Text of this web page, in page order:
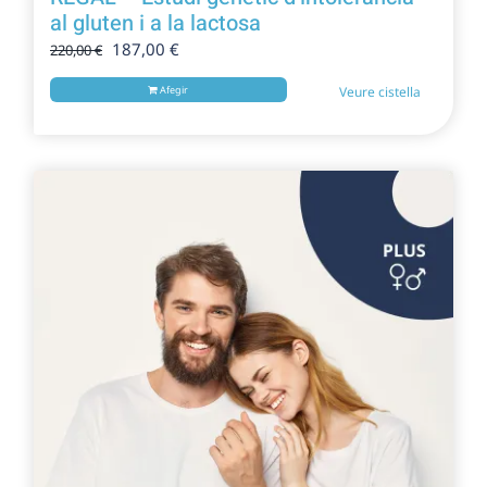
al gluten i a la lactosa
220,00€ El
original
187,00 €El
actual
Veure cistella
Afegir